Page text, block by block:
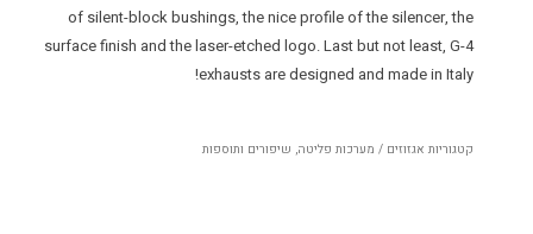
of silent-block bushings, the nice profile of the silencer, the
surface finish and the laser-etched logo. Last but not least, G-4
exhausts are designed and made in Italy!
קטגוריות אגזוזים / מערכות פליטה, שיפורים ותוספות